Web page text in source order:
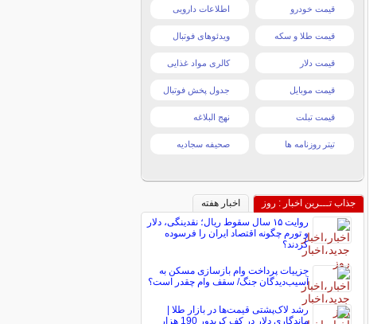
قیمت خودرو اطلاعات دارویی
قیمت طلا و سکه ویدئوهای فوتبال
قیمت دلار کالری مواد غذایی
قیمت موبایل جدول پخش فوتبال
قیمت تبلت نهج البلاغه
تیتر روزنامه ها صحیفه سجادیه
جذاب تـــرین اخبار : روز
اخبار هفته
روایت ۱۵ سال سقوط ریال؛ نقدینگی، دلار
و تورم چگونه اقتصاد ایران را فرسوده
کردند؟
جزییات پرداخت وام بازسازی مسکن به
آسیب‌دیدگان جنگ/ سقف وام چقدر است؟
رشد لاک‌پشتی قیمت‌ها در بازار طلا |
ماندگاری دلار در کف کریدور 190 هزار